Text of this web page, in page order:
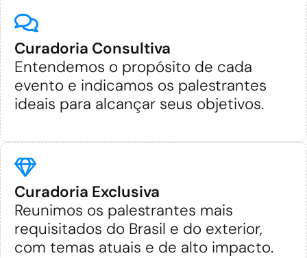
Curadoria Consultiva
Entendemos o propósito de cada
evento e indicamos os palestrantes
ideais para alcançar seus objetivos.
Curadoria Exclusiva
Reunimos os palestrantes mais
requisitados do Brasil e do exterior,
com temas atuais e de alto impacto.